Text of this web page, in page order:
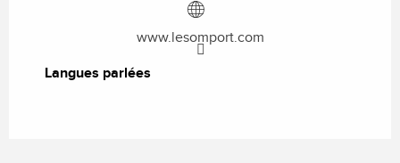
www.lesomport.com
Langues parlées
Langues parlées